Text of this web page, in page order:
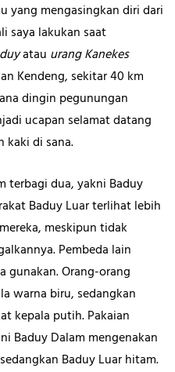
yang mengasingkan diri dari
saya lakukan saat
atau urang Kanekes
Kendeng, sekitar 40 km
dingin pegunungan
ucapan selamat datang
kaki di sana.
terbagi dua, yakni Baduy
Baduy Luar terlihat lebih
meskipun tidak
Pembeda lain
gunakan. Orang-orang
warna biru, sedangkan
kepala putih. Pakaian
Baduy Dalam mengenakan
Baduy Luar hitam.